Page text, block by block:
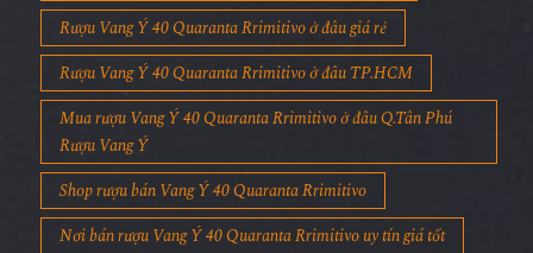
Giá rượu Vang Ý 40 Quaranta Rrimitivo bao nhiêu
Rượu Vang Ý 40 Quaranta Rrimitivo ở đâu giá rẻ
Rượu Vang Ý 40 Quaranta Rrimitivo ở đâu TP.HCM
Mua rượu Vang Ý 40 Quaranta Rrimitivo ở đâu Q.Tân Phú
Rượu Vang Ý
Shop rượu bán Vang Ý 40 Quaranta Rrimitivo